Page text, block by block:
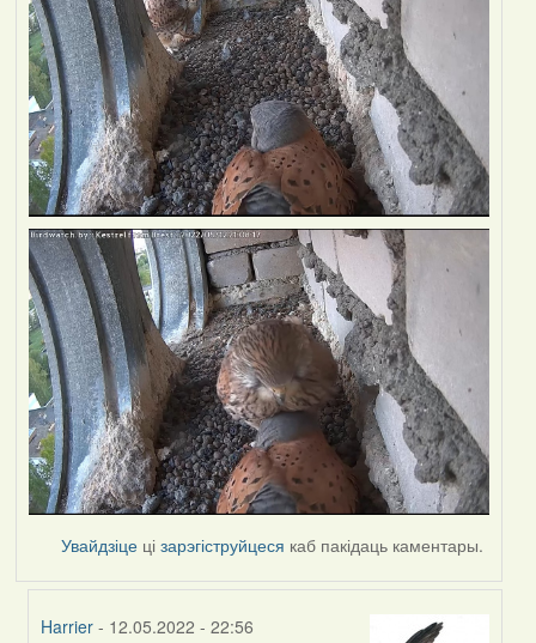
Увайдзіце цізарэгіструйцеся каб пакідаць каментары.
Harrier - 12.05.2022 - 22:56